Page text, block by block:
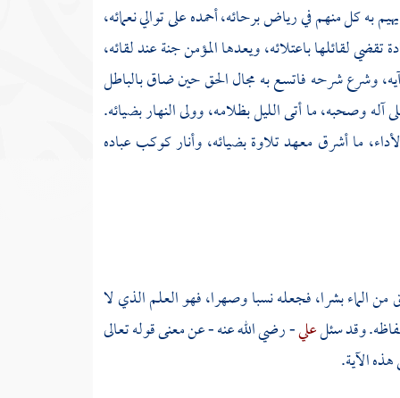
به كل منهم في رياض برحائه، أحمده على توالي نعمائه،
لقائلها باعتلائه، ويعدها المؤمن جنة عند لقائه،
وشرع شرحه فاتسع به مجال الحق حين ضاق بالباطل
وصحبه، ما أتى الليل بظلامه، وولى النهار بضيائه.
ما أشرق معهد تلاوة بضيائه، وأنار كوكب عباده
الماء بشرا، فجعله نسبا وصهرا، فهو العلم الذي لا
وقد سئلعلي- رضي الله عنه - عن معنى قوله تعالى
الآية.